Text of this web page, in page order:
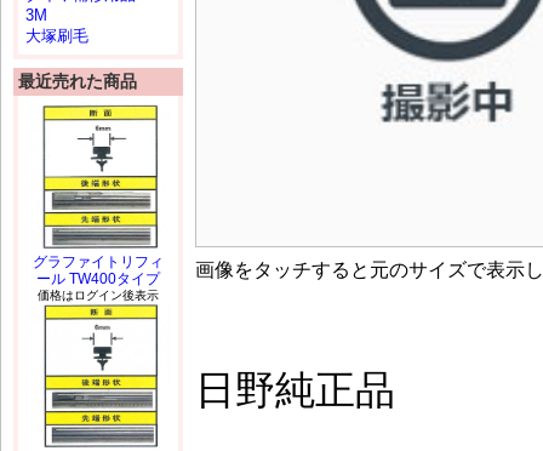
画像をタッチすると元のサイズで表示
日野純正品
3M
大塚刷毛
最近売れた商品
グラファイトリフィ
ール TW400タイプ
価格はログイン後表示